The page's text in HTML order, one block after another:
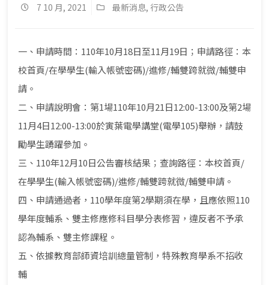
7 10 月, 2021 最新消息, 行政公告
一、申請時間：110年10月18日至11月19日；申請路徑：本
校首頁/在學學生(輸入帳號密碼)/進修/輔雙跨就微/輔雙申
請。
二、申請說明會：第1場110年10月21日12:00-13:00及第2場
11月4日12:00-13:00於寅葉電學講堂(電學105)舉辦，請鼓
勵學生踴躍參加。
三、110年12月10日公告審核結果；查詢路徑：本校首頁/
在學學生(輸入帳號密碼)/進修/輔雙跨就微/輔雙申請。
四、申請通過者，110學年度第2學期須在學，且應依照110
學年度輔系、雙主修應修科目學分表修習，違反者不予承
認為輔系、雙主修課程。
五、依據教育部師資培訓總量管制，特殊教育學系不招收
輔